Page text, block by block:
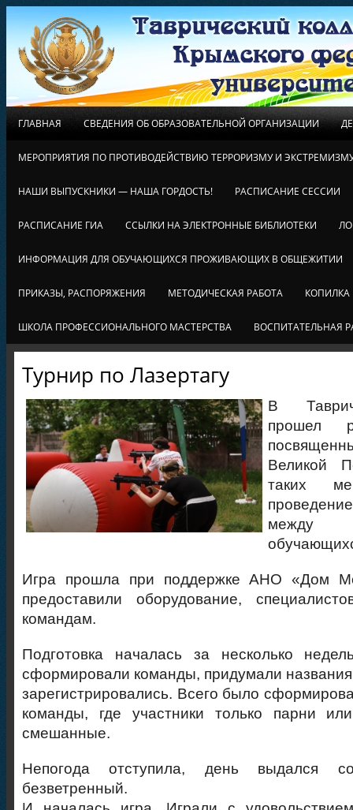
ГЛАВНАЯ СВЕДЕНИЯ ОБ ОБРАЗОВАТЕЛЬНОЙ ОРГАНИЗАЦИИ
МЕРОПРИЯТИЯ ПО ПРОТИВОДЕЙСТВИЮ ТЕРРОРИЗМУ И
НАШИ ВЫПУСКНИКИ — НАША ГОРДОСТЬ! РАСПИСАНИЕ СЕССИИ
РАСПИСАНИЕ ГИА ССЫЛКИ НА ЭЛЕКТРОННЫЕ БИБЛИОТЕКИ
ИНФОРМАЦИЯ ДЛЯ ОБУЧАЮЩИХСЯ ПРОЖИВАЮЩИХ В ОБЩЕЖИТИИ
ПРИКАЗЫ, РАСПОРЯЖЕНИЯ МЕТОДИЧЕСКАЯ РАБОТА КОПИЛКА
ШКОЛА ПРОФЕССИОНАЛЬНОГО МАСТЕРСТВА ВОСПИТАТЕЛЬНАЯ
Турнир по Лазертагу
В
прошел
Великой
таких
между
Игра прошла при поддержке АНО «Дом
предоставили оборудование,
командам.
Подготовка началась за несколько
сформировали команды, придумали
зарегистрировались. Всего было
команды, где участники только парни
смешанные.
Непогода отступила, день выдался
безветренный.